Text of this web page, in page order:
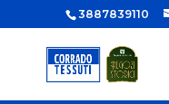
3887839110